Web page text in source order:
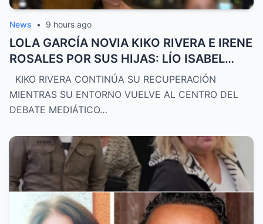
News • 9 hours ago
LOLA GARCÍA NOVIA KIKO RIVERA E IRENE
ROSALES POR SUS HIJAS: LÍO ISABEL
PANTOJA
KIKO RIVERA CONTINÚA SU RECUPERACIÓN
MIENTRAS SU ENTORNO VUELVE AL CENTRO DEL
DEBATE MEDIÁTICO…